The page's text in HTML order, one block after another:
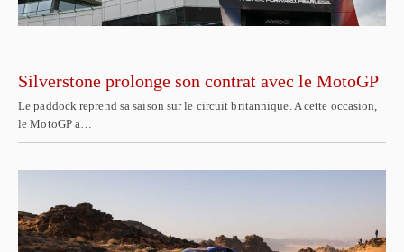
Silverstone prolonge son contrat avec le MotoGP
Le paddock reprend sa saison sur le circuit britannique. A cette occasion,
le MotoGP a…